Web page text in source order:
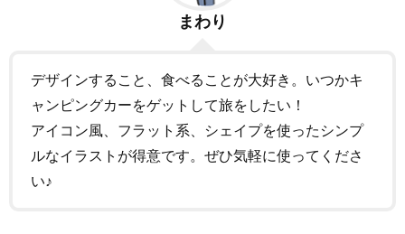
まわり
デザインすること、食べることが大好き。いつかキ
ャンピングカーをゲットして旅をしたい！
アイコン風、フラット系、シェイプを使ったシンプ
ルなイラストが得意です。ぜひ気軽に使ってくださ
い♪